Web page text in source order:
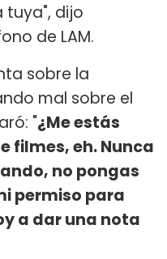
tuya", dijo
de LAM.
sobre la
mal sobre el
"¿Me estás
filmes, eh. Nunca
no pongas
permiso para
a dar una nota